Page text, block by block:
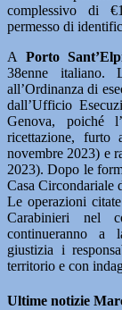
complessivo di
permesso di
A
Porto
38enne italiano.
all’Ordinanza di
dall’Ufficio
Genova, poiché
ricettazione, furto
novembre 2023) e
2023). Dopo le
Casa Circondariale
Le operazioni
Carabinieri nel
continueranno a
giustizia i
territorio e con
Ultime notizie